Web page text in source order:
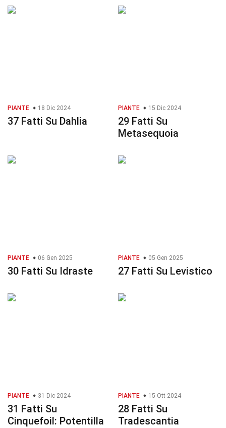
PIANTE 18 Dic 2024
37 Fatti Su Dahlia
PIANTE 15 Dic 2024
29 Fatti Su
Metasequoia
PIANTE 06 Gen 2025
30 Fatti Su Idraste
PIANTE 05 Gen 2025
27 Fatti Su Levistico
PIANTE 31 Dic 2024
31 Fatti Su
Cinquefoil: Potentilla
PIANTE 15 Ott 2024
28 Fatti Su
Tradescantia